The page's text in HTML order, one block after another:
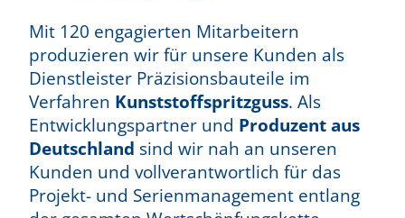
Mit 120 engagierten Mitarbeitern
produzieren wir für unsere Kunden als
Dienstleister Präzisionsbauteile im
Verfahren Kunststoffspritzguss. Als
Entwicklungspartner und Produzent aus
Deutschland sind wir nah an unseren
Kunden und vollverantwortlich für das
Projekt- und Serienmanagement entlang